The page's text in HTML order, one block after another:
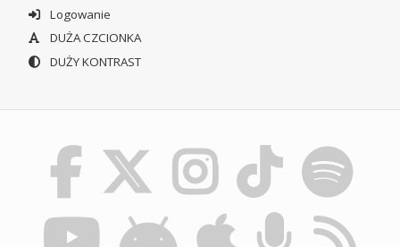
Logowanie
DUŻA CZCIONKA
DUŻY KONTRAST